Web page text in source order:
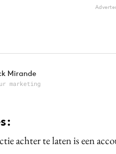
Mirande
marketing
achter te laten is een